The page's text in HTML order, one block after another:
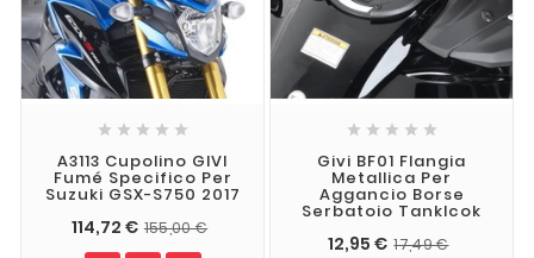
    
A3113 Cupolino GIVI
Fumé Specifico Per
Suzuki GSX-S750 2017
114,72 € 155,00 €
    
Givi BF01 Flangia
Metallica Per
Aggancio Borse
Serbatoio Tanklcok
12,95 € 17,49 €